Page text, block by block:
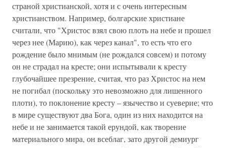
страной христианской, хотя и с очень интересным
христианством. Например, болгарские христиане
считали, что "Христос взял свою плоть на небе и прошел
через нее (Марию), как через канал", то есть что его
рождение было мнимым (не рождался совсем) и потому
он не страдал на кресте; они испытывали к кресту
глубочайшее презрение, считая, что раз Христос на нем
не погибал (поскольку это невозможно для лишенного
плоти), то поклонение кресту – язычество и суеверие; что
в мире существуют два Бога, один из них находится на
небе и не занимается такой ерундой, как творение
материального мира, он всеблаг, зато другой демиург